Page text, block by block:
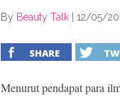
By Beauty Talk 12/05/
SHARE
Menurut pendapat para